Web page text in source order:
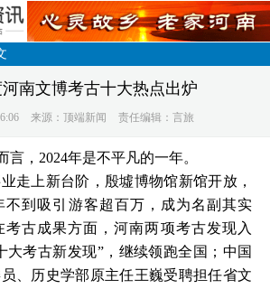
河南文博考古十大热点出炉
来源：顶端新闻 责任编辑：言旅
，2024年是不平凡的一年。
上新台阶，殷墟博物馆新馆开放，
不到吸引游客超百万，成为名副其实
考古成果方面，河南两项考古发现入
大考古新发现”，继续领跑全国；中国
、历史学部原主任王巍受聘担任省文